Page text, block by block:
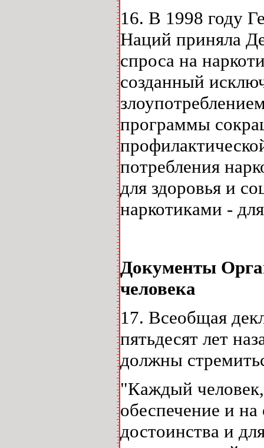
16. В 1998 году
Наций приняла
спроса на
созданный
программы
потребления
для здоровья и
наркотиками -
Документы
человека
17. Всеобщая
пятьдесят лет
должны
"Каждый
обеспечение и
достоинства и